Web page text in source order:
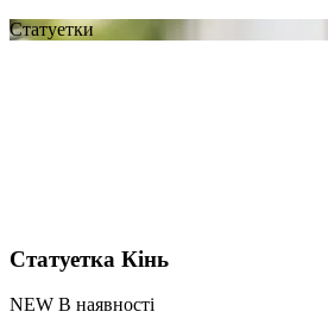
Статуетки
Статуетка Кінь
NEW В наявності